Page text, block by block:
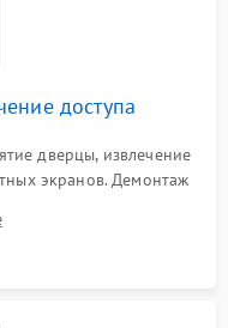
доступа
дверцы, извлечение
экранов. Демонтаж
прямого доступа к
и вентиляторам.